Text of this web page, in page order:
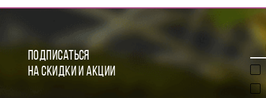
ПОДПИСАТЬСЯ
НА СКИДКИ И АКЦИИ